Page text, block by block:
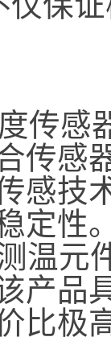
传感
传感
感技
定性
温元
产品
比极